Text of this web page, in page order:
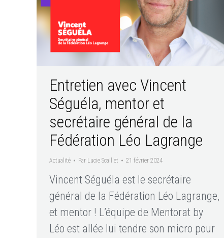
Entretien avec Vincent
Séguéla, mentor et
secrétaire général de la
Fédération Léo Lagrange
Actualité Par Lucie Scaillet 21 février 2024
Vincent Séguéla est le secrétaire
général de la Fédération Léo Lagrange,
et mentor ! L’équipe de Mentorat by
Léo est allée lui tendre son micro pour